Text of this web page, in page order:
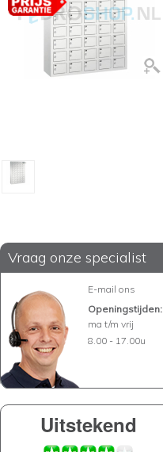
Vraag onze specialist
E-mail ons
Openingstijden:
ma t/m vrij
8.00 - 17.00u
Uitstekend